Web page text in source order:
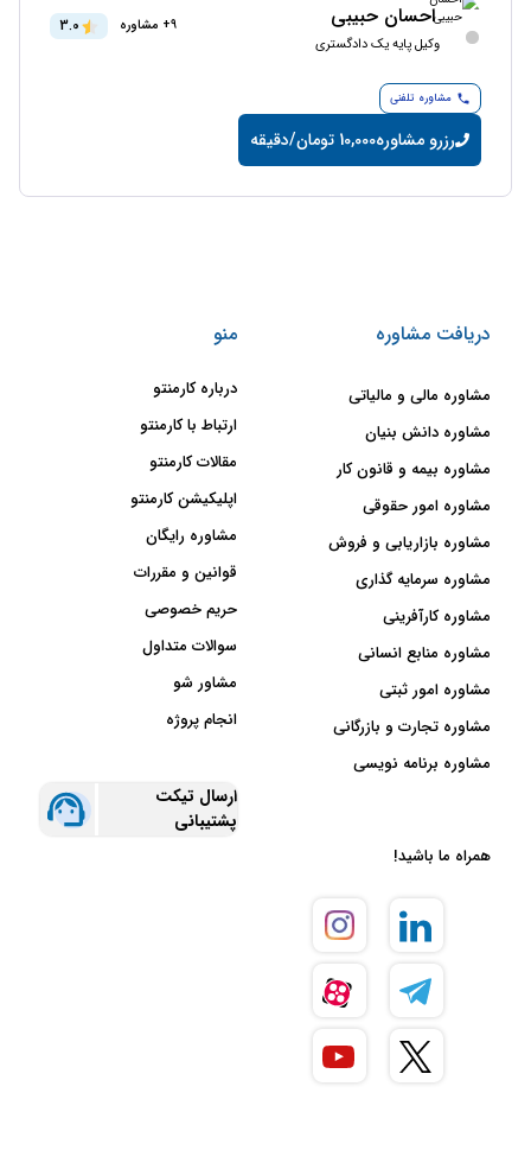
احسان حبیبی
وکیل پایه یک دادگستری
9+ مشاوره 3.0
مشاوره تلفنی
رزرو مشاوره10,000 تومان/دقیقه
دریافت مشاوره
مشاوره مالی و مالیاتی
مشاوره دانش بنیان
مشاوره بیمه و قانون کار
مشاوره امور حقوقی
مشاوره بازاریابی و فروش
مشاوره سرمایه گذاری
مشاوره کارآفرینی
مشاوره منابع انسانی
مشاوره امور ثبتی
مشاوره تجارت و بازرگانی
مشاوره برنامه نویسی
منو
درباره کارمنتو
ارتباط با کارمنتو
مقالات کارمنتو
اپلیکیشن کارمنتو
مشاوره رایگان
قوانین و مقررات
حریم خصوصی
سوالات متداول
مشاور شو
انجام پروژه
ارسال تیکت
پشتیبانی
همراه ما باشید!